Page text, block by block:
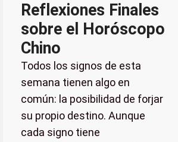
Reflexiones Finales
sobre el Horóscopo
Chino
Todos los signos de esta
semana tienen algo en
común: la posibilidad de forjar
su propio destino. Aunque
cada signo tiene